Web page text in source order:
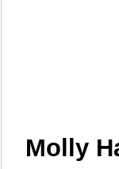
Molly